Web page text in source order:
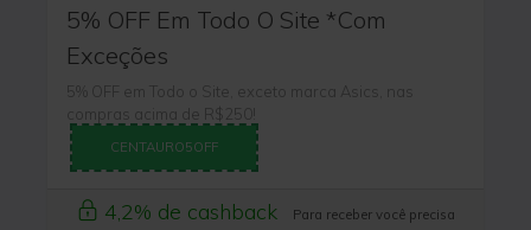
5% OFF Em Todo O Site *Com
Exceções
5% OFF em Todo o Site, exceto marca Asics, nas
compras acima de R$250!
CENTAURO5OFF
4,2% de cashback
Para receber você precisa